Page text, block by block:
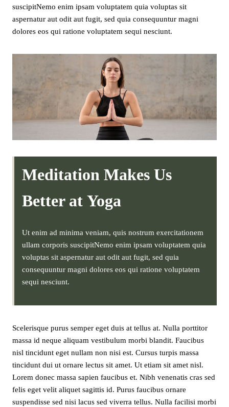
suscipitNemo enim ipsam voluptatem quia voluptas sit
aspernatur aut odit aut fugit, sed quia consequuntur magni
dolores eos qui ratione voluptatem sequi nesciunt.
Meditation Makes Us
Better at Yoga
Ut enim ad minima veniam, quis nostrum exercitationem
ullam corporis suscipitNemo enim ipsam voluptatem quia
voluptas sit aspernatur aut odit aut fugit, sed quia
consequuntur magni dolores eos qui ratione voluptatem
sequi nesciunt.
Scelerisque purus semper eget duis at tellus at. Nulla porttitor
massa id neque aliquam vestibulum morbi blandit. Faucibus
nisl tincidunt eget nullam non nisi est. Cursus turpis massa
tincidunt dui ut ornare lectus sit amet. Ut etiam sit amet nisl.
Lorem donec massa sapien faucibus et. Nibh venenatis cras sed
felis eget velit aliquet sagittis id. Purus faucibus ornare
suspendisse sed nisi lacus sed viverra tellus. Nulla facilisi morbi